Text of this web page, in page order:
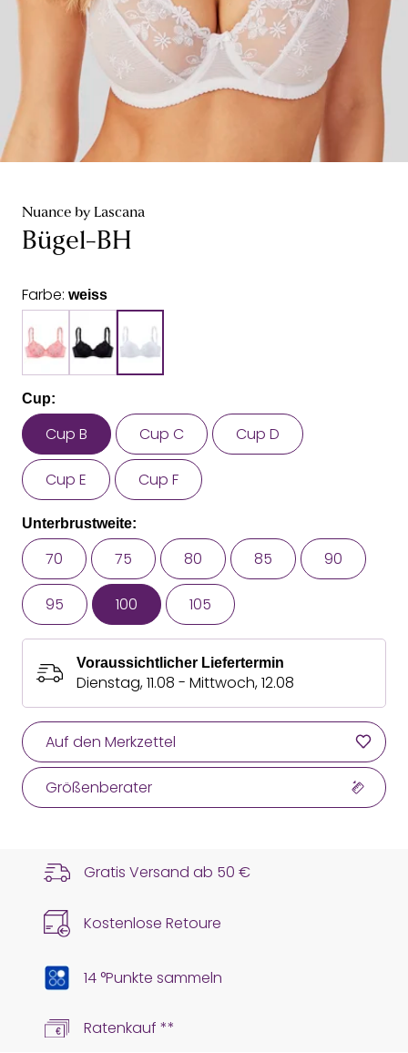
Nuance by Lascana
Bügel-BH
Farbe: weiss
Cup:
Cup B Cup C Cup D
Cup E Cup F
Unterbrustweite:
70 75 80 85 90
95 100 105
Voraussichtlicher Liefertermin
Dienstag, 11.08 - Mittwoch, 12.08
Auf den Merkzettel
Größenberater
Gratis Versand ab 50 €
Kostenlose Retoure
14 °Punkte sammeln
Ratenkauf **